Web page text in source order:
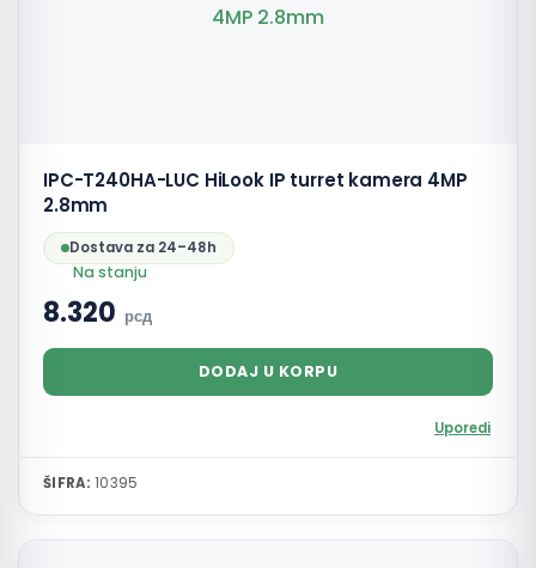
IPC-T240HA-LUC HiLook IP turret kamera 4MP
2.8mm
Dostava za 24–48h
Na stanju
8.320 рсд
DODAJ U KORPU
Uporedi
ŠIFRA: 10395